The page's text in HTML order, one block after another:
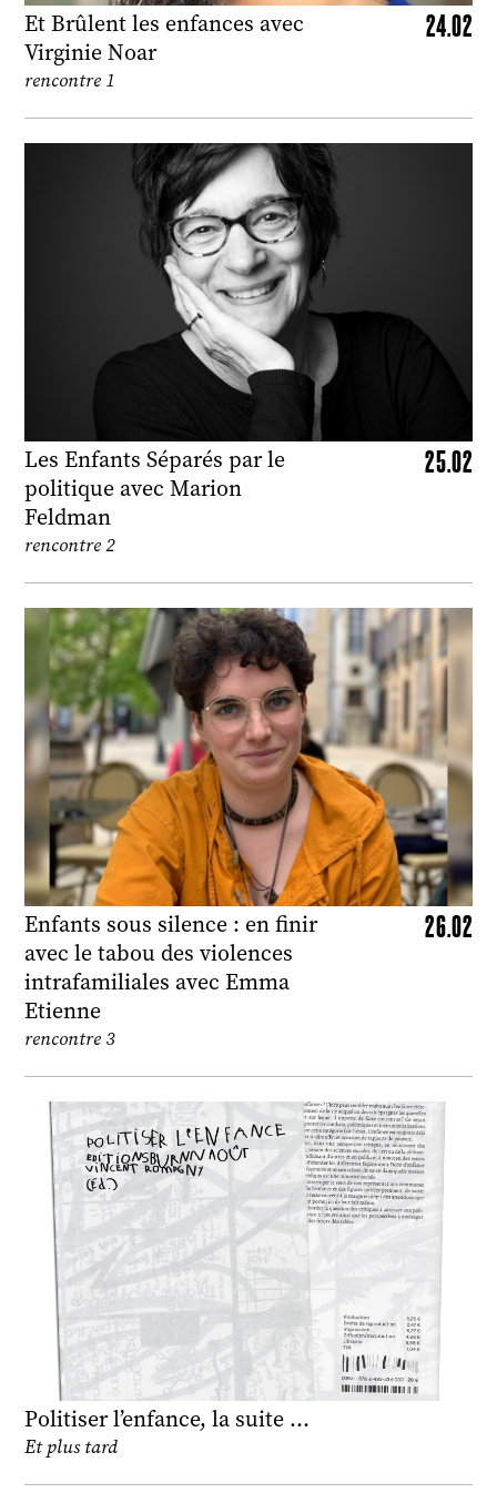
Et Brûlent les enfances avec
Virginie Noar
24.02
rencontre 1
Les Enfants Séparés par le
politique avec Marion
Feldman
25.02
rencontre 2
Enfants sous silence : en finir
avec le tabou des violences
intrafamiliales avec Emma
Etienne
26.02
rencontre 3
Politiser l’enfance, la suite …
Et plus tard